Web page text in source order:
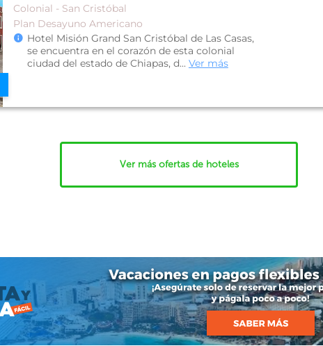
Colonial - San Cristóbal
Plan Desayuno Americano
Hotel Misión Grand San Cristóbal de Las Casas,
se encuentra en el corazón de esta colonial
ciudad del estado de Chiapas, d... Ver más
Ver más ofertas de hoteles